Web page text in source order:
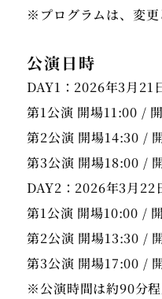
※プログラムは、変更
公演日時
DAY1：2026年3月21
第1公演 開場11:00 /
第2公演 開場14:30 /
第3公演 開場18:00 /
DAY2：2026年3月22
第1公演 開場10:00 /
第2公演 開場13:30 /
第3公演 開場17:00 /
※公演時間は約90分